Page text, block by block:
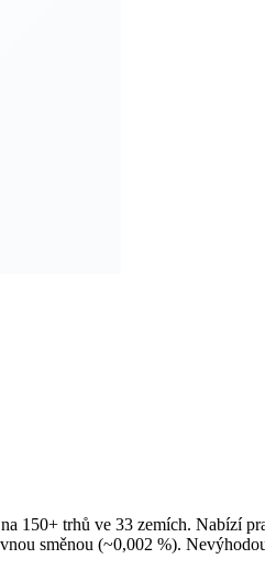
150+ trhů ve 33 zemích.
směnou (~0,002 %).